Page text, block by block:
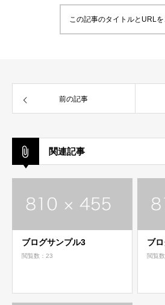
この記事のタイトルとURL
前の記事
関連記事
ブログサンプル3
閲覧数：23
ブ
閲覧